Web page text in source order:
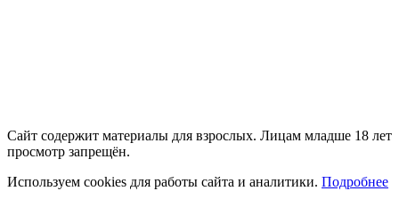
Сайт содержит материалы для взрослых. Лицам младше 18 лет
просмотр запрещён.
Используем cookies для работы сайта и аналитики. Подробнее